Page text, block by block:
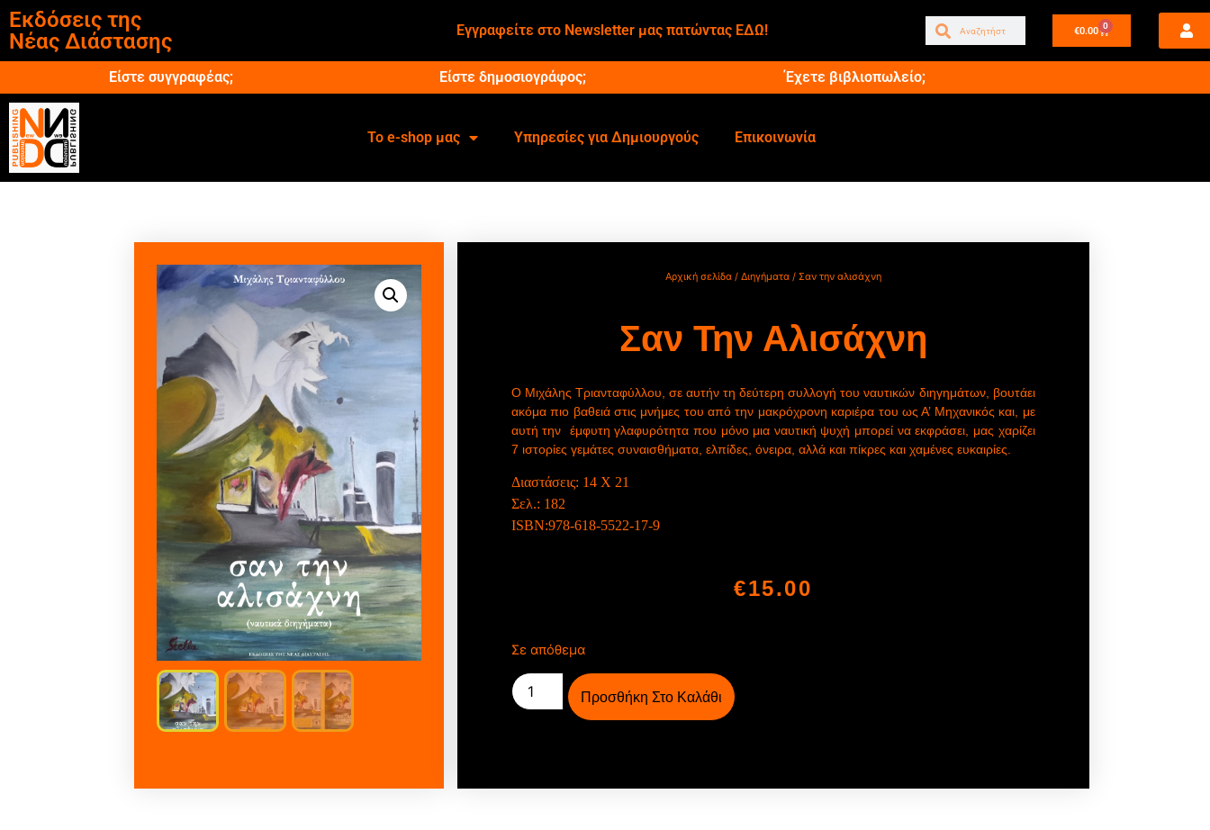
Εκδόσεις της
Νέας Διάστασης
Εγγραφείτε στο Newsletter μας πατώντας ΕΔΩ! €0.00 0
Είστε συγγραφέας; Είστε δημοσιογράφος; Έχετε βιβλιοπωλείο;
Το e-shop μας Υπηρεσίες για Δημιουργούς Επικοινωνία
Αρχική σελίδα/ Διηγήματα/ Σαν την αλισάχνη
Σαν Την Αλισάχνη
Ο Μιχάλης Τριανταφύλλου, σε αυτήν τη δεύτερη συλλογή του ναυτικών διηγημάτων, βουτάει
ακόμα πιο βαθειά στις μνήμες του από την μακρόχρονη καριέρα του ως Α’ Μηχανικός και, με
αυτή την έμφυτη γλαφυρότητα που μόνο μια ναυτική ψυχή μπορεί να εκφράσει, μας χαρίζει
7 ιστορίες γεμάτες συναισθήματα, ελπίδες, όνειρα, αλλά και πίκρες και χαμένες ευκαιρίες.
Διαστάσεις: 14 Χ 21
Σελ.: 182
ISBN:978-618-5522-17-9
€15.00
Σε απόθεμα
Προσθήκη Στο Καλάθι